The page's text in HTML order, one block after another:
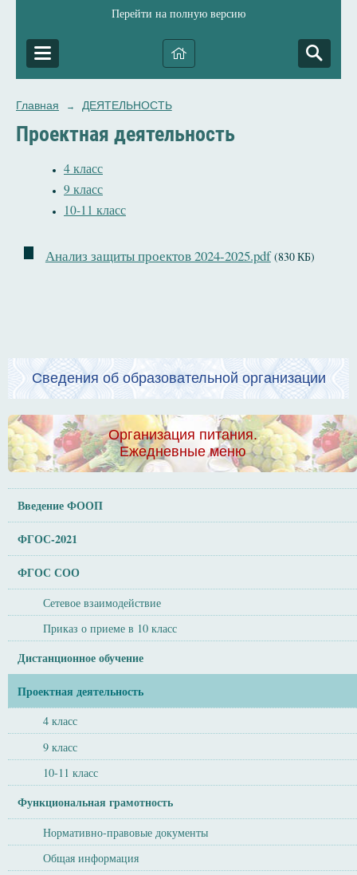
Перейти на полную версию
Главная → ДЕЯТЕЛЬНОСТЬ
Проектная деятельность
4 класс
9 класс
10-11 класс
Анализ защиты проектов 2024-2025.pdf (830 КБ)
Сведения об образовательной организации
Организация питания.
Ежедневные меню
Введение ФООП
ФГОС-2021
ФГОС СОО
Сетевое взаимодействие
Приказ о приеме в 10 класс
Дистанционное обучение
Проектная деятельность
4 класс
9 класс
10-11 класс
Функциональная грамотность
Нормативно-правовые документы
Общая информация